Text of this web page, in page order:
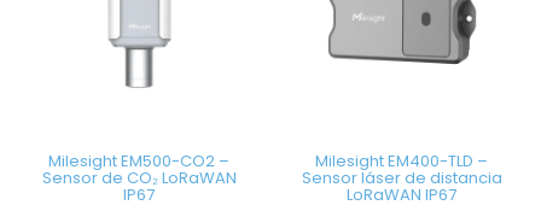
Milesight EM500-CO2 –
Sensor de CO₂ LoRaWAN
IP67
Milesight EM400-TLD –
Sensor láser de distancia
LoRaWAN IP67